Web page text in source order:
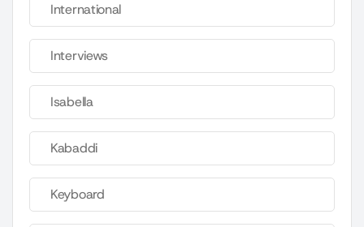
International
Interviews
Isabella
Kabaddi
Keyboard